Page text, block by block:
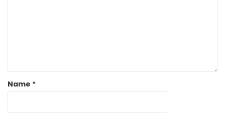
Name *